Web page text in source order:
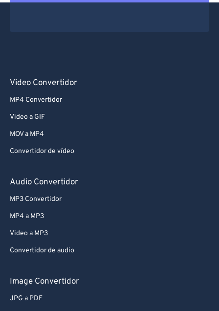
Video Convertidor
MP4 Convertidor
Video a GIF
MOV a MP4
Convertidor de vídeo
Audio Convertidor
MP3 Convertidor
MP4 a MP3
Video a MP3
Convertidor de audio
Image Convertidor
JPG a PDF